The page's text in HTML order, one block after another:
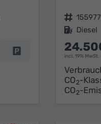
Fahrzeug parken
Fahrzeugnr. 155977
Kraftstoff Diesel
incl. 19% MwSt.
CO2-
CO2-